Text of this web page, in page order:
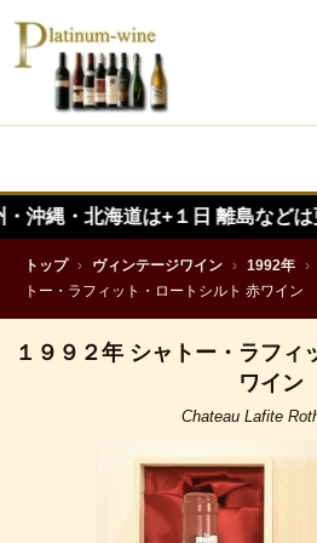
は+１日 離島などは更に+ となり
トップ › ヴィンテージワイン › 1992年 ›
トー・ラフィット・ロートシルト 赤ワイン
１９９２年 シャトー・ラフィ
ワイン
Chateau Lafite